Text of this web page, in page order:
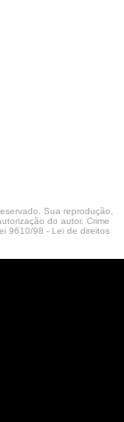
Sua reprodução,
do autor. Crime
9610/98 - Lei de direitos